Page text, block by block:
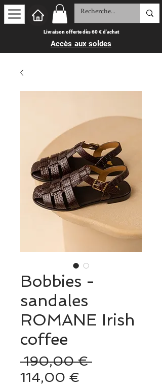
Livraison offerte dès 60 € d'achat
Accès aux soldes
Bobbies -
sandales
ROMANE Irish
coffee
190,00 € Prix
114,00 €